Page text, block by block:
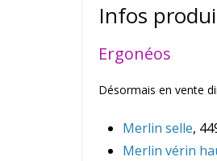
Infos
Ergonéos
Désormais en vente
Merlin selle,
Merlin vérin